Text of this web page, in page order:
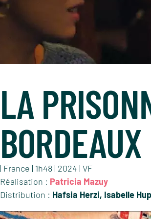
LA
BORDEAUX
| France | 1h48 | 2024 | VF
Réalisation : Patricia Mazuy
Distribution : Hafsia Herzi, Isabelle